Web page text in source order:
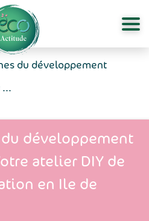
du développement
développement
atelier DIY de
en Ile de